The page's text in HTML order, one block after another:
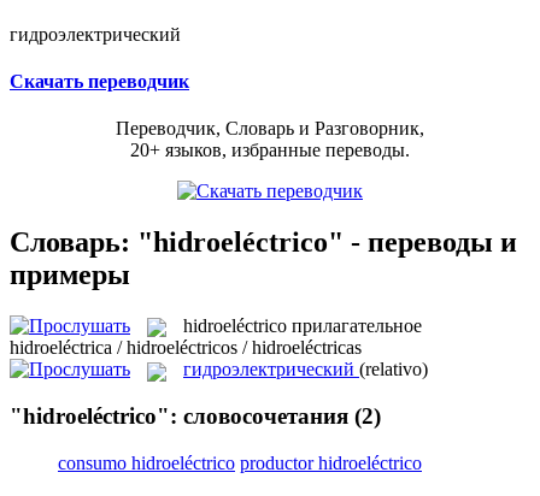
гидроэлектрический
Скачать переводчик
Переводчик, Словарь и Разговорник,
20+ языков, избранные переводы.
Словарь: "hidroeléctrico" - переводы и
примеры
hidroeléctrico прилагательное
hidroeléctrica / hidroeléctricos / hidroeléctricas
гидроэлектрический (relativo)
"hidroeléctrico": словосочетания (2)
consumo hidroeléctrico productor hidroeléctrico